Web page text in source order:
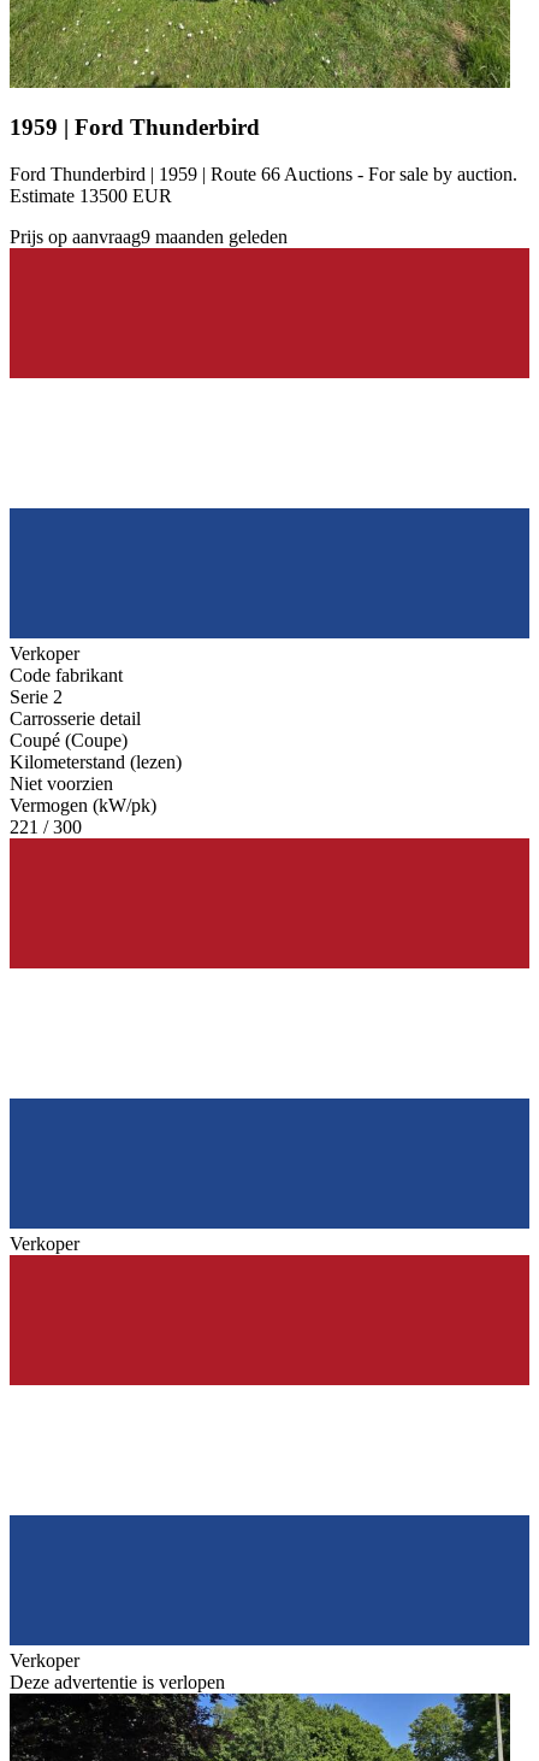
1959 | Ford Thunderbird
Ford Thunderbird | 1959 | Route 66 Auctions - For sale by auction.
Estimate 13500 EUR
Prijs op aanvraag9 maanden geleden
Verkoper
Code fabrikant
Serie 2
Carrosserie detail
Coupé (Coupe)
Kilometerstand (lezen)
Niet voorzien
Vermogen (kW/pk)
221 / 300
Verkoper
Verkoper
Deze advertentie is verlopen